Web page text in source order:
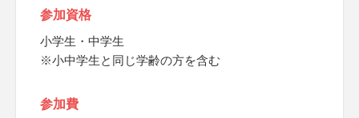
参加資格
小学生・中学生
※小中学生と同じ学齢の方を含む
参加費